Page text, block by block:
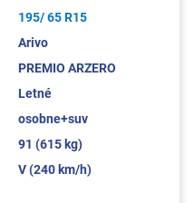
195/ 65 R15
Arivo
PREMIO ARZERO
Letné
osobne+suv
91 (615 kg)
V (240 km/h)